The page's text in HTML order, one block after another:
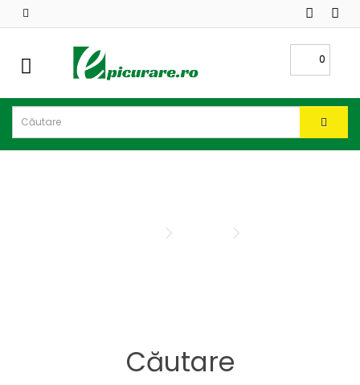
CATEGORII
Oferte
Sisteme
irigatii
0
Căutare